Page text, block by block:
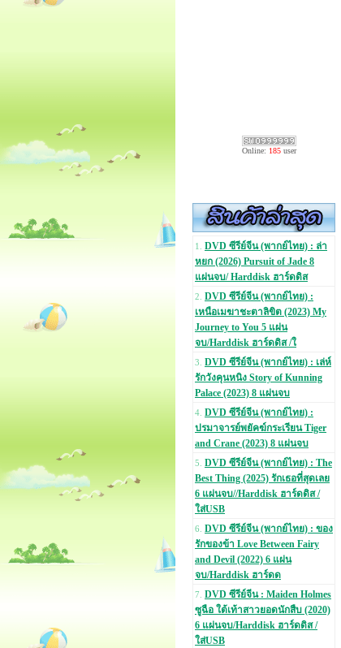
Online: 185 user
1. DVD ซีรีย์จีน (พากย์ไทย) : ล่า
หยก (2026) Pursuit of Jade 8
แผ่นจบ/ Harddisk ฮาร์ดดิส
2. DVD ซีรีย์จีน (พากย์ไทย) :
เหนือเมฆาชะตาลิขิต (2023) My
Journey to You 5 แผ่น
จบ/Harddisk ฮาร์ดดิส /ใ
3. DVD ซีรีย์จีน (พากย์ไทย) : เล่ห์
รักวังคุนหนิง Story of Kunning
Palace (2023) 8 แผ่นจบ
4. DVD ซีรีย์จีน (พากย์ไทย) :
ปรมาจารย์พยัคฆ์กระเรียน Tiger
and Crane (2023) 8 แผ่นจบ
5. DVD ซีรีย์จีน (พากย์ไทย) : The
Best Thing (2025) รักเธอที่สุดเลย
6 แผ่นจบ//Harddisk ฮาร์ดดิส /
ใส่USB
6. DVD ซีรีย์จีน (พากย์ไทย) : ของ
รักของข้า Love Between Fairy
and Devil (2022) 6 แผ่น
จบ/Harddisk ฮาร์ดด
7. DVD ซีรีย์จีน : Maiden Holmes
ซูฉือ ใต้เท้าสาวยอดนักสืบ (2020)
6 แผ่นจบ/Harddisk ฮาร์ดดิส /
ใส่USB